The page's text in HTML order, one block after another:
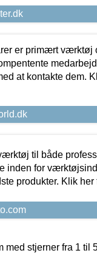
er primært værktøj
at kontakte dem.
til både
inden for
produkter. Klik
stjerner fra 1 til